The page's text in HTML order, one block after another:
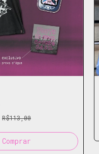
R$113,00
Comprar